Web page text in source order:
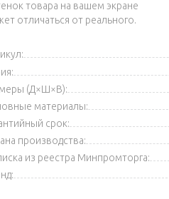
товара на вашем экране
отличаться от реального.
(Д×Ш×В):
материалы:
срок:
производства:
из реестра Минпромторга: